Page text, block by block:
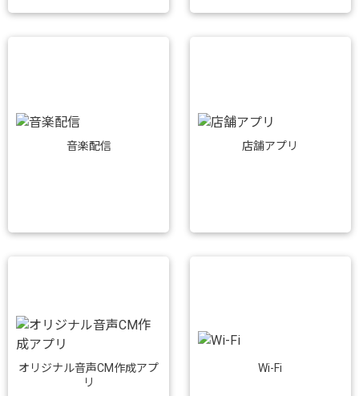
音楽配信 店舗アプリ
オリジナル音声CM作成アプ
リ
Wi-Fi